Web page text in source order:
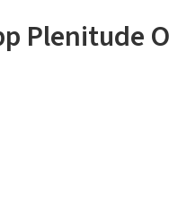
Plenitude